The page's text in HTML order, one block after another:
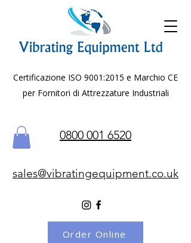
Certificazione ISO 9001:2015 e Marchio CE
per Fornitori di Attrezzature Industriali
0800 001 6520
sales@vibratingequipment.co.uk
Order Online